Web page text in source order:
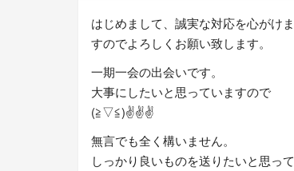
はじめまして、誠実な対応を心がけま
すのでよろしくお願い致します。
一期一会の出会いです。
大事にしたいと思っていますので
(⁠≧⁠▽⁠≦⁠)✌️✌️✌️
無言でも全く構いません。
しっかり良いものを送りたいと思って